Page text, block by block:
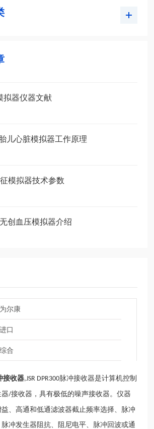
拟器仪器文献
儿心脏模拟器工作原理
模拟器技术参数
创血压模拟器介绍
为尔康
进口
综合
接收器,JSR DPR300脉冲接收器是计算机控制
器/接收器，具有极低的噪声接收器。仪器
、高通和低通滤波器截止频率选择、脉冲
冲发生器阻抗、阻尼电平、脉冲回波或通